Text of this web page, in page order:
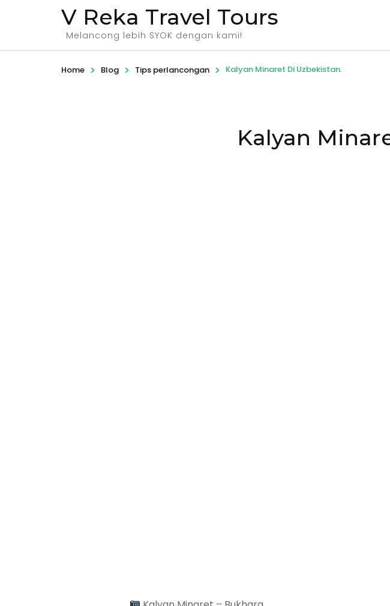
V Reka Travel Tours
Melancong lebih SYOK dengan kami!
Home > Blog > Tips perlancongan > Kalyan Minaret Di Uzbekistan.
Kalyan